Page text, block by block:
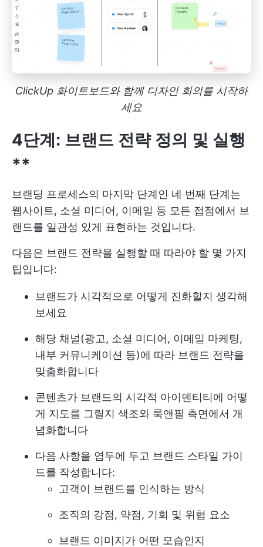
ClickUp 화이트보드와 함께 디자인 회의를 시작하
세요
4단계: 브랜드 전략 정의 및 실행
**
브랜딩 프로세스의 마지막 단계인 네 번째 단계는
웹사이트, 소셜 미디어, 이메일 등 모든 접점에서 브
랜드를 일관성 있게 표현하는 것입니다.
다음은 브랜드 전략을 실행할 때 따라야 할 몇 가지
팁입니다:
브랜드가 시각적으로 어떻게 진화할지 생각해
보세요
해당 채널(광고, 소셜 미디어, 이메일 마케팅,
내부 커뮤니케이션 등)에 따라 브랜드 전략을
맞춤화합니다
콘텐츠가 브랜드의 시각적 아이덴티티에 어떻
게 지도를 그릴지 색조와 룩앤필 측면에서 개
념화합니다
다음 사항을 염두에 두고 브랜드 스타일 가이
드를 작성합니다:
고객이 브랜드를 인식하는 방식
조직의 강점, 약점, 기회 및 위협 요소
브랜드 이미지가 어떤 모습인지